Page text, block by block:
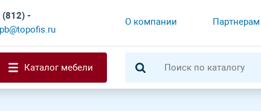
(812) -
О компании Партнерам
Каталог мебели